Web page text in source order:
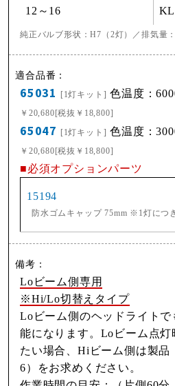
12～16
純正バルブ形状：H7（2灯）／排気量
65031 [1灯キット] 色温度：
￥20,680[税抜￥18,800]
65047 [1灯キット] 色温度：
￥20,680[税抜￥18,800]
■必須オプションパーツ
15194
防水ゴムキャップ 75mm ※1灯につ
Loビーム側専用
※Hi/Lo切替えタイプ
Loビーム側のヘッドライト
能になります。Loビーム点
たい場合、Hiビーム側は製品
6）をお求めください。